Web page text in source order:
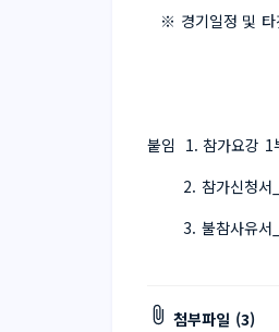
※ 경기일정 및 타
붙임  1. 참가요강 1
2. 참가신청서_
3. 불참사유서_
첨부파일 (3)